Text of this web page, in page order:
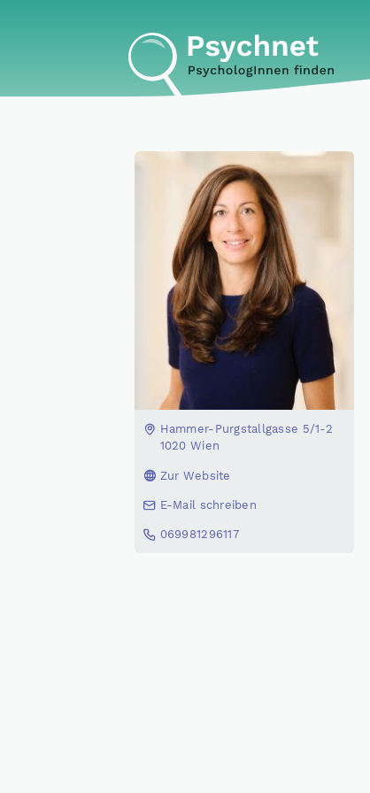
Hammer-Purgstallgasse 5/1-2
1020 Wien
Zur Website
E-Mail schreiben
069981296117